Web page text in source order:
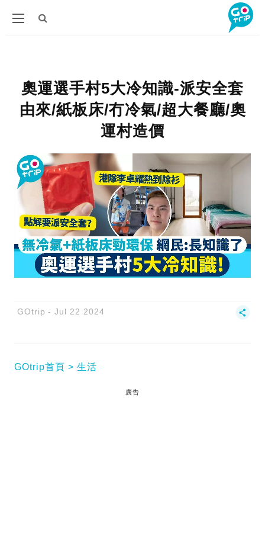
奧運選手村5大冷知識-派安全套
由來/紙板床/冇冷氣/超大餐廳/奧
運村造價
GOtrip Jul 22 2024
GOtrip首頁 生活
廣告